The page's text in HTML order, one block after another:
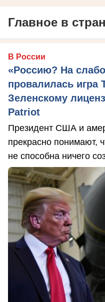
Главное в
В России
«Россию? На
провалилась игра
Зеленскому
Patriot
Президент США и
прекрасно понимают,
не способна ничего